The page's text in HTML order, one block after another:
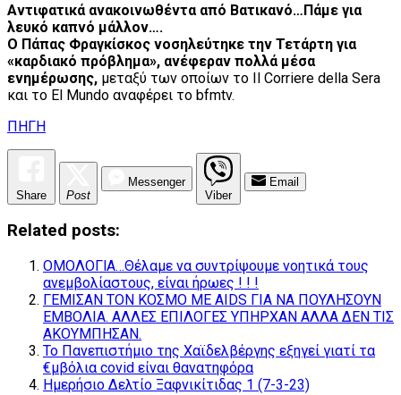
Αντιφατικά ανακοινωθέντα από Βατικανό…Πάμε για
λευκό καπνό μάλλον….
Ο Πάπας Φραγκίσκος νοσηλεύτηκε την Τετάρτη για
«καρδιακό πρόβλημα», ανέφεραν πολλά μέσα
ενημέρωσης, μεταξύ των οποίων το Il Corriere della Sera
και το El Mundo αναφέρει το bfmtv.
ΠΗΓΗ
Share Post
Messenger
Viber
Email
Related posts:
ΟΜOΛΟΓlΑ…Θέλαμε να συντρίψουμε voητικά τους
ανεμβολίαστους, είναι ήρωες ! ! !
ΓΕΜΙΣΑΝ ΤΟΝ ΚΟΣΜΟ ΜΕ AIDS ΓΙΑ ΝΑ ΠΟΥΛΗΣΟΥΝ
ΕΜΒΟΛΙΑ. ΑΛΛΕΣ ΕΠΙΛΟΓΕΣ ΥΠΗΡΧΑΝ ΑΛΛΑ ΔΕΝ ΤΙΣ
ΑΚΟΥΜΠΗΣΑΝ.
Το Πανεπιστήμιο της Χαϊδελβέργης εξηγεί γιατί τα
€μβόλια covid είναι θανατηφόρα
Ημερήσιο Δελτίο Ξαφνικίτιδας 1 (7-3-23)